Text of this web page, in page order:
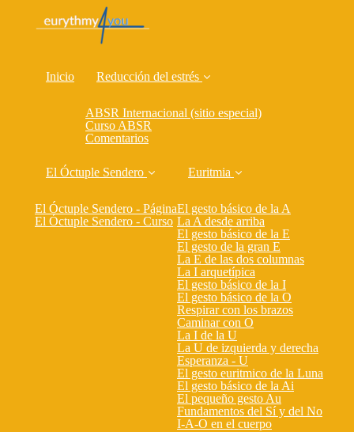
Inicio Reducción del estrés
ABSR Internacional (sitio especial)
Curso ABSR
Comentarios
El Óctuple Sendero
El Óctuple Sendero - Página
El Óctuple Sendero - Curso
Euritmia
El gesto básico de la A
La A desde arriba
El gesto básico de la E
El gesto de la gran E
La E de las dos columnas
La I arquetípica
El gesto básico de la I
El gesto básico de la O
Respirar con los brazos
Caminar con O
La I de la U
La U de izquierda y derecha
Esperanza - U
El gesto euritmico de la Luna
El gesto básico de la Ai
El pequeño gesto Au
Fundamentos del Sí y del No
I-A-O en el cuerpo